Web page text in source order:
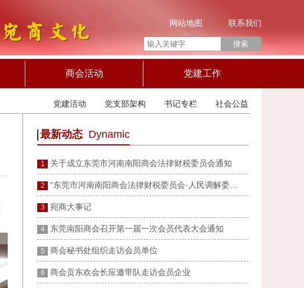
网站地图 联系我们
商会活动 党建工作
党建活动 党支部架构 书记专栏 社会公益
最新动态 Dynamic
1 关于成立东莞市河南南阳商会法律财税委员会通知
2
3 宛商大事记
4 东莞南阳商会召开第一届一次会员代表大会通知
5 商会秘书处组织走访会员单位
6 商会贡东欢会长应邀带队走访会员企业